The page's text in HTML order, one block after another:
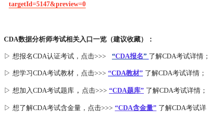
targetId=5147&preview=0
CDA数据分析师考试相关入口一览（建议收藏）：
▷ 想报名CDA认证考试，点击>>> “CDA报名” 了解CDA考试详情；
▷ 想学习CDA考试教材，点击>>> “CDA教材” 了解CDA考试详情；
▷ 想加入CDA考试题库 ， 点击>>> “CDA题库” 了解CDA考试详情；
▷ 想了解CDA考试含金量 ，点击>>> “CDA含金量” 了解CDA考试详